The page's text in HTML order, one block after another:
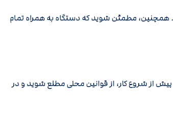
همچنین، مطمئن شوید که دستگاه به همراه تمام
از شروع کار، از قوانین محلی مطلع شوید و در